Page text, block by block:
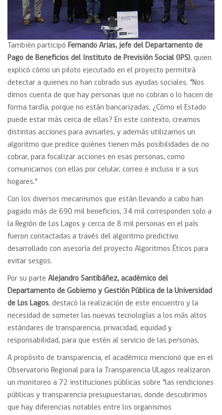
También participó Fernando Arias, jefe del Departamento de
Pago de Beneficios del Instituto de Previsión Social (IPS), quien
explicó cómo un piloto ejecutado en el proyecto permitirá
detectar a quienes no han cobrado sus ayudas sociales. “Nos
dimos cuenta de que hay personas que no cobran o lo hacen de
forma tardía, porque no están bancarizadas. ¿Cómo el Estado
puede estar más cerca de ellas? En este contexto, creamos
distintas acciones para avisarles, y además utilizamos un
algoritmo que predice quiénes tienen más posibilidades de no
cobrar, para focalizar acciones en esas personas, como
comunicarnos con ellas por celular, correo e incluso ir a sus
hogares.”
Con los diversos mecanismos que están llevando a cabo han
pagado más de 690 mil beneficios, 34 mil corresponden solo a
la Región de Los Lagos y cerca de 8 mil personas en el país
fueron contactadas a través del algoritmo predictivo
desarrollado con asesoría del proyecto Algoritmos Éticos para
evitar sesgos.
Por su parte Alejandro Santibáñez, académico del
Departamento de Gobierno y Gestión Pública de la Universidad
de Los Lagos, destacó la realización de este encuentro y la
necesidad de someter las nuevas tecnologías a los más altos
estándares de transparencia, privacidad, equidad y
responsabilidad, para que estén al servicio de las personas.
A propósito de transparencia, el académico mencionó que en el
Observatorio Regional para la Transparencia ULagos realizaron
un monitoreo a 72 instituciones públicas sobre “las rendiciones
públicas y transparencia presupuestarias, donde descubrimos
que hay diferencias notables entre los organismos